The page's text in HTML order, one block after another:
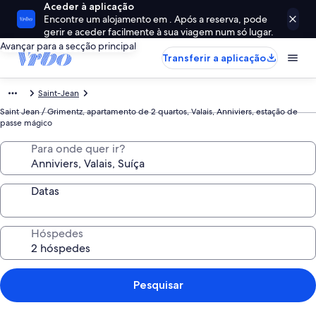
Aceder à aplicação
Encontre um alojamento em . Após a reserva, pode
gerir e aceder facilmente à sua viagem num só lugar.
Avançar para a secção principal
Transferir a aplicação
Saint-Jean
Saint Jean / Grimentz, apartamento de 2 quartos, Valais, Anniviers, estação de
passe mágico
Para onde quer ir?
Datas
Hóspedes
Pesquisar